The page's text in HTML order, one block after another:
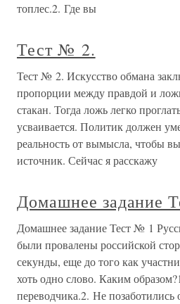
топлес.2. Где вы
Тест № 2.
Тест № 2. Искусство обмана
пропорции между правдой и
стакан. Тогда ложь легко
усваивается. Политик должен
реальность от вымысла, чтобы
источник. Сейчас я расскажу
Домашнее задание
Домашнее задание Тест № 1
были провалены российской
секунды, еще до того как
хоть одно слово. Каким
переводчика.2. Не позаботились